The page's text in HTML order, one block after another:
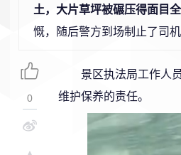
土，大片草坪被碾压得面目
慨，随后警方到场制止了司机
景区执法局工作人
维护保养的责任。
0